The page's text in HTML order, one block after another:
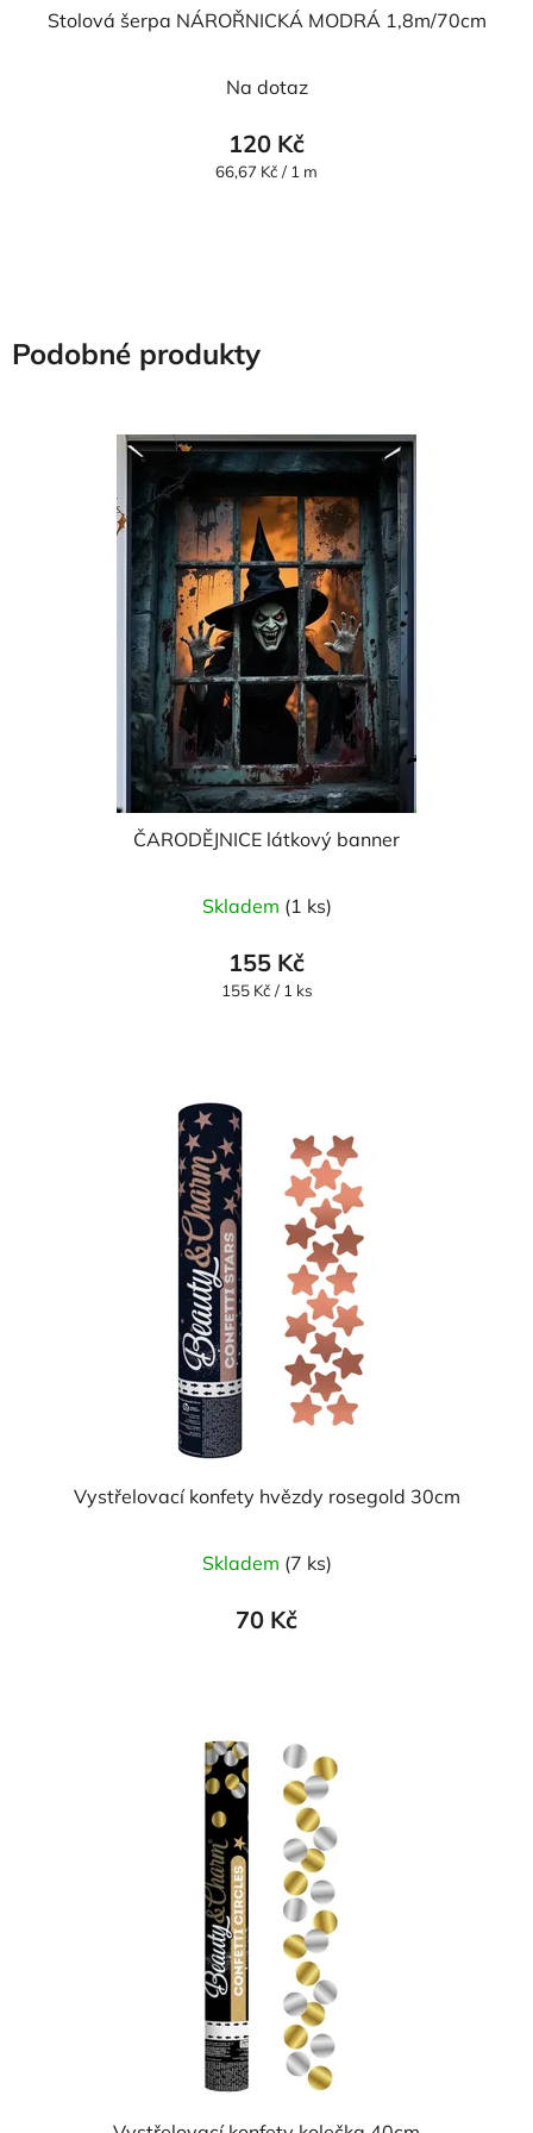
Stolová šerpa NÁROŘNICKÁ MODRÁ 1,8m/70cm
Na dotaz
120 Kč
Měrná
66,67 Kč / 1 m
Podobné produkty
ČARODĚJNICE látkový banner
Skladem (1 ks)
155 Kč
Měrná
155 Kč / 1 ks
Vystřelovací konfety hvězdy rosegold 30cm
Skladem (7 ks)
70 Kč